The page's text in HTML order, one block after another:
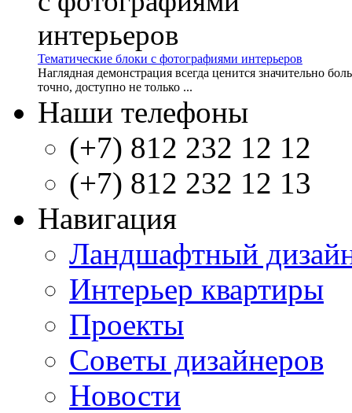
Тематические блоки с фотографиями интерьеров
Наглядная демонстрация всегда ценится значительно
точно, доступно не только ...
Наши телефоны
(+7) 812 232 12 12
(+7) 812 232 12 13
Навигация
Ландшафтный
Интерьер квартиры
Проекты
Советы дизайнеров
Новости